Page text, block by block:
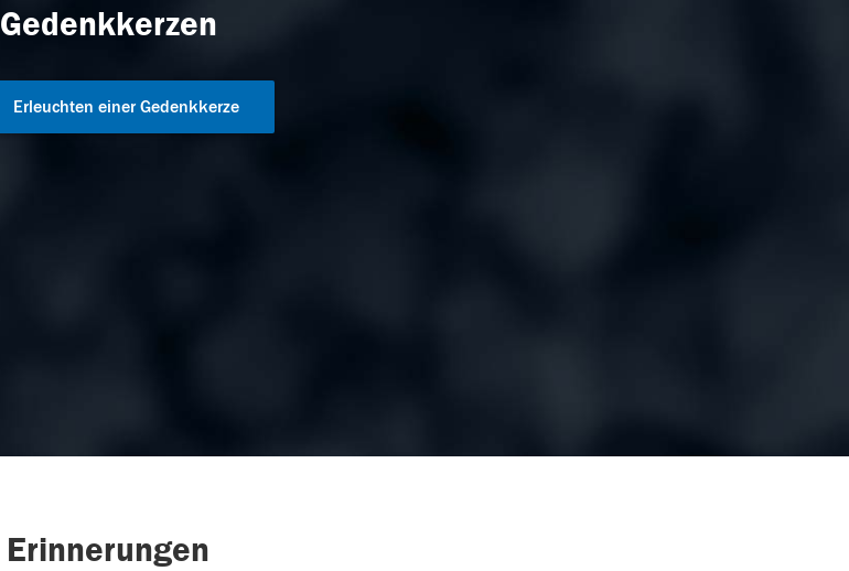
Gedenkkerzen
Erleuchten einer Gedenkkerze
Erinnerungen